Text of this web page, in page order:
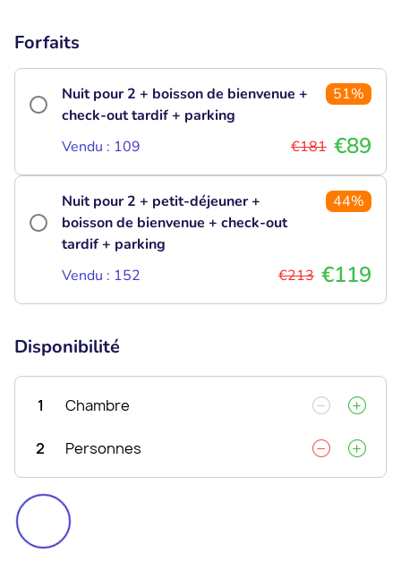
Forfaits
Nuit pour 2 + boisson de bienvenue +
check-out tardif + parking
51%
Vendu : 109 €181 €89
Nuit pour 2 + petit-déjeuner +
boisson de bienvenue + check-out
tardif + parking
44%
Vendu : 152 €213 €119
Disponibilité
1 Chambre
2 Personnes